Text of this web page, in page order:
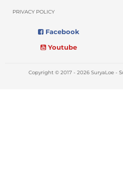
PRIVACY POLICY
Facebook
Youtube
Copyright © 2017 - 2026 SuryaLoe -